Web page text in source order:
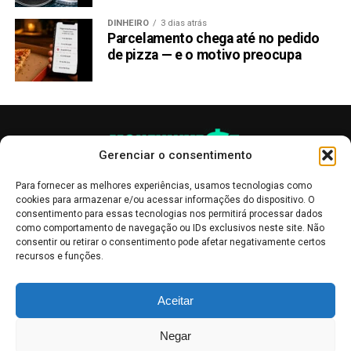
Gerenciar o consentimento
Para fornecer as melhores experiências, usamos tecnologias como
cookies para armazenar e/ou acessar informações do dispositivo. O
consentimento para essas tecnologias nos permitirá processar dados
como comportamento de navegação ou IDs exclusivos neste site. Não
consentir ou retirar o consentimento pode afetar negativamente certos
recursos e funções.
Aceitar
Negar
DINHEIRO 3 dias atrás
Parcelamento chega até no pedido
de pizza — e o motivo preocupa
informativo, servindo como boletins de divulgação, e não devem ser
interpretadas como recomendações de investimento.Leia mais
Bolsa de Valores